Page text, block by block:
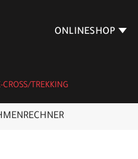
ONLINESHOP
CROSS/TREKKING